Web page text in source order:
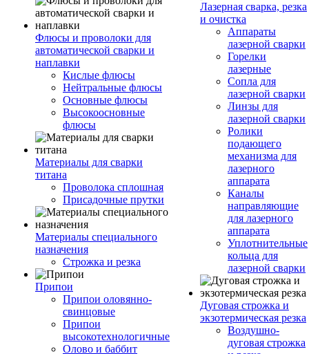
Флюсы и проволоки для
автоматической сварки и
наплавки
Кислые флюсы
Нейтральные флюсы
Основные флюсы
Высокоосновные
флюсы
Материалы для сварки
титана
Проволока сплошная
Присадочные прутки
Материалы специального
назначения
Строжка и резка
Припои
Припои оловянно-
свинцовые
Припои
высокотехнологичные
Олово и баббит
Лазерная сварка, резка
и очистка
Аппараты
лазерной сварки
Горелки
лазерные
Сопла для
лазерной сварки
Линзы для
лазерной сварки
Ролики
подающего
механизма для
лазерного
аппарата
Каналы
направляющие
для лазерного
аппарата
Уплотнительные
кольца для
лазерной сварки
Дуговая строжка и
экзотермическая резка
Воздушно-
дуговая строжка